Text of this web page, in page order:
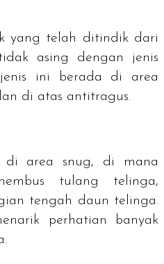
yang telah ditindik dari
asing dengan jenis
ini berada di area
di atas antitragus.
di area snug, di mana
tulang telinga,
tengah daun telinga.
perhatian banyak